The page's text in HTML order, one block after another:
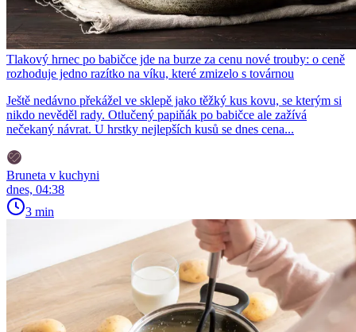
Tlakový hrnec po babičce jde na burze za cenu nové trouby: o ceně
rozhoduje jedno razítko na víku, které zmizelo s továrnou
Ještě nedávno překážel ve sklepě jako těžký kus kovu, se kterým si
nikdo nevěděl rady. Otlučený papiňák po babičce ale zažívá
nečekaný návrat. U hrstky nejlepších kusů se dnes cena...
Bruneta v kuchyni
dnes, 04:38
3 min